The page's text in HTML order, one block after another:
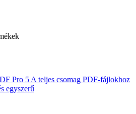
Pro 5 A teljes csomag PDF-fájlokhoz
egyszerű